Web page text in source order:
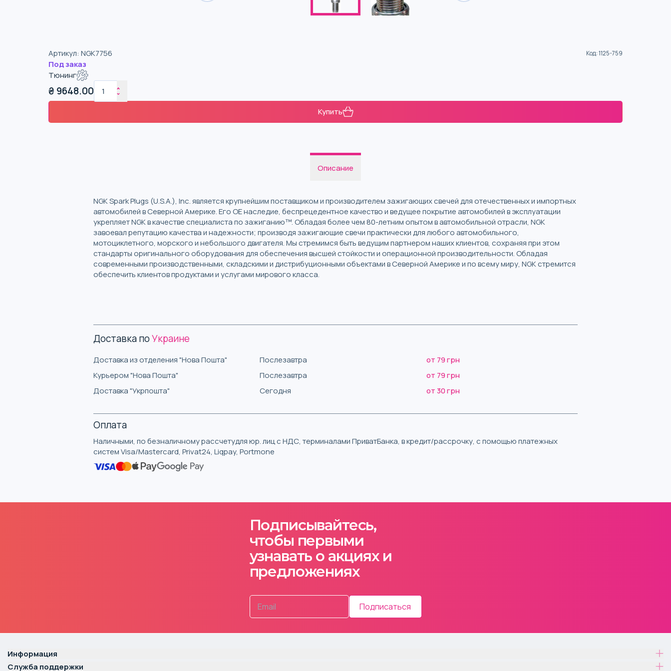
Артикул: NGK7756 Код:1125-759
Под заказ
Тюнинг
₴ 9648.00
Купить
Описание
NGK Spark Plugs (U.S.A.), Inc. является крупнейшим поставщиком и производителем зажигающих свечей для отечественных и импортных
автомобилей в Северной Америке. Его OE наследие, беспрецедентное качество и ведущее покрытие автомобилей в эксплуатации
укрепляет NGK в качестве специалиста по зажиганию™. Обладая более чем 80-летним опытом в автомобильной отрасли, NGK
завоевал репутацию качества и надежности; производя зажигающие свечи практически для любого автомобильного,
мотоциклетного, морского и небольшого двигателя. Мы стремимся быть ведущим партнером наших клиентов, сохраняя при этом
стандарты оригинального оборудования для обеспечения высшей стойкости и операционной производительности. Обладая
современными производственными, складскими и дистрибуционными объектами в Северной Америке и по всему миру, NGK стремится
обеспечить клиентов продуктами и услугами мирового класса.
Доставка поУкраине
Доставка из отделения "Нова Пошта" Послезавтра
от 79 грн
Курьером "Нова Пошта"
Послезавтра
от 79 грн
Доставка "Укрпошта"
Сегодня от 30 грн
Оплата
Наличными, по безналичному рассчетудля юр. лиц с НДС, терминалами ПриватБанка, в кредит/рассрочку, с помощью платежных
систем Visa/Mastercard, Privat24, Liqpay, Portmone
Подписывайтесь,
чтобы первыми
узнавать о акциях и
предложениях
Подписаться
Информация
Служба поддержки